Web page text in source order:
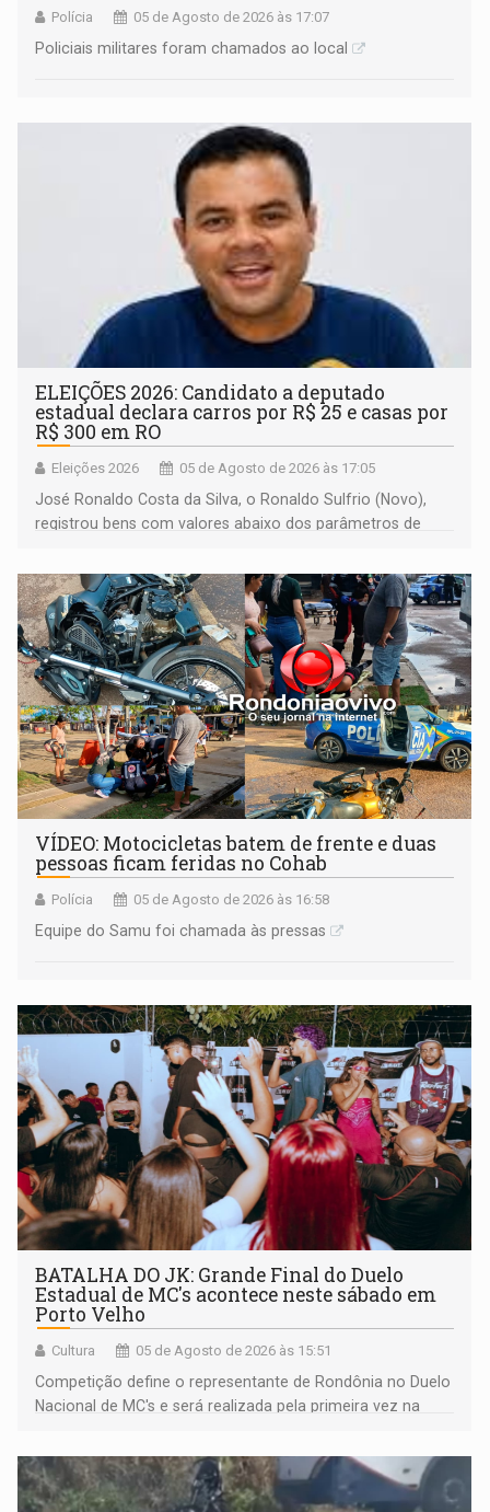
Polícia 05 de Agosto de 2026 às 17:07
Policiais militares foram chamados ao local
ELEIÇÕES 2026: Candidato a deputado
estadual declara carros por R$ 25 e casas por
R$ 300 em RO
Eleições 2026 05 de Agosto de 2026 às 17:05
José Ronaldo Costa da Silva, o Ronaldo Sulfrio (Novo),
registrou bens com valores abaixo dos parâmetros de
milhões
VÍDEO: Motocicletas batem de frente e duas
pessoas ficam feridas no Cohab
Polícia 05 de Agosto de 2026 às 16:58
Equipe do Samu foi chamada às pressas
BATALHA DO JK: Grande Final do Duelo
Estadual de MC's acontece neste sábado em
Porto Velho
Cultura 05 de Agosto de 2026 às 15:51
Competição define o representante de Rondônia no Duelo
Nacional de MC's e será realizada pela primeira vez na